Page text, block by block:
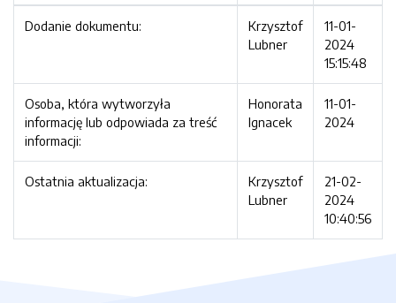
Dodanie dokumentu:
Krzysztof
Lubner
11-01-
2024
15:15:48
Osoba, która wytworzyła
informację lub odpowiada za treść
informacji:
Honorata
Ignacek
11-01-
2024
Ostatnia aktualizacja:
Krzysztof
Lubner
21-02-
2024
10:40:56